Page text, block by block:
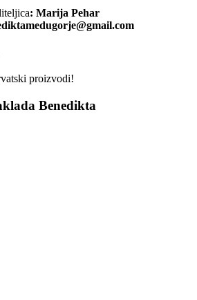
: Marija Pehar
proizvodi!
Benedikta